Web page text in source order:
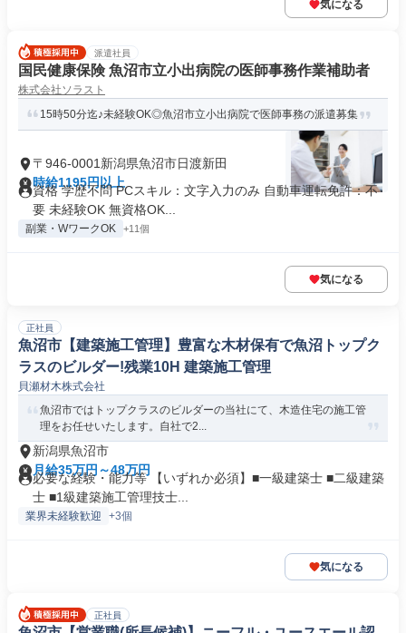
気になる
派遣社員
国民健康保険 魚沼市立小出病院の医師事務作業補助者
株式会社ソラスト
15時50分迄♪未経験OK◎魚沼市立小出病院で医師事務の派遣募集
〒946-0001新潟県魚沼市日渡新田
時給1195円以上
資格 学歴不問 PCスキル：文字入力のみ 自動車運転免許：不
要 未経験OK 無資格OK...
副業・WワークOK +11個
気になる
正社員
魚沼市【建築施工管理】豊富な木材保有で魚沼トップク
ラスのビルダー!残業10H 建築施工管理
貝瀬材木株式会社
魚沼市ではトップクラスのビルダーの当社にて、木造住宅の施工管
理をお任せいたします。自社で2...
新潟県魚沼市
月給35万円～48万円
必要な経験・能力等 【いずれか必須】■一級建築士 ■二級建築
士 ■1級建築施工管理技士...
業界未経験歓迎 +3個
気になる
正社員